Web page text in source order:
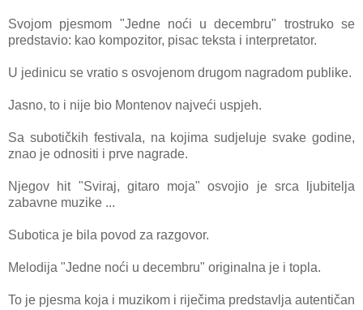
Svojom pjesmom "Jedne noći u decembru" trostruko se
predstavio: kao kompozitor, pisac teksta i interpretator.
U jedinicu se vratio s osvojenom drugom nagradom publike.
Jasno, to i nije bio Montenov najveći uspjeh.
Sa subotičkih festivala, na kojima sudjeluje svake godine,
znao je odnositi i prve nagrade.
Njegov hit "Sviraj, gitaro moja" osvojio je srca ljubitelja
zabavne muzike ...
Subotica je bila povod za razgovor.
Melodija "Jedne noći u decembru" originalna je i topla.
To je pjesma koja i muzikom i riječima predstavlja autentičan